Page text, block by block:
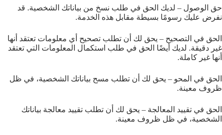
حق الوصول – لديك الحق في طلب نسخ من بياناتك الشخصية. قد
نفرض عليك رسومًا بسيطة مقابل هذه الخدمة.
الحق في التصحيح – يحق لك أن تطلب تصحيح أي معلومات تعتقد أنها
غير دقيقة. لديك أيضًا الحق في طلب استكمال المعلومات التي تعتقد
أنها غير كاملة.
الحق في المحو – يحق لك أن تطلب مسح بياناتك الشخصية، في ظل
ظروف معينة.
الحق في تقييد المعالجة – يحق لك أن تطلب تقييد معالجة بياناتك
الشخصية، في ظل ظروف معينة.